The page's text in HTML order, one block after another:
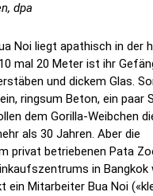
dpa
Noi liegt apathisch in der
mal 20 Meter ist ihr
und dickem Glas.
ringsum Beton, ein paar
dem Gorilla-Weibchen
als 30 Jahren. Aber die
privat betriebenen Pata
in Bangkok
ein Mitarbeiter Bua Noi